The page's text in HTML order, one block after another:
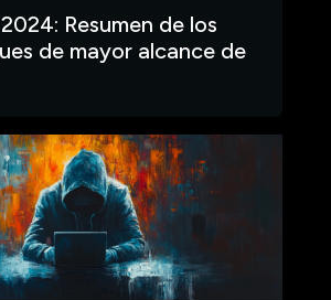
Resumen de los
de mayor alcance de